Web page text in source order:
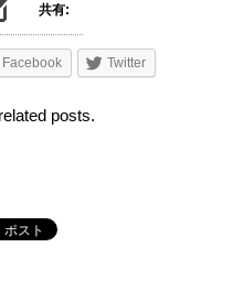
共有:
Facebook Twitter
posts.